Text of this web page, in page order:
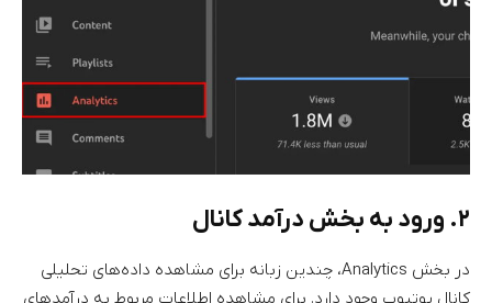
۲. ورود به بخش درآمد کانال
در بخش Analytics، چندین زبانه برای مشاهده داده‌های تحلیلی
کانال یوتیوب وجود دارد. برای مشاهده اطلاعات مربوط به درآمدهای